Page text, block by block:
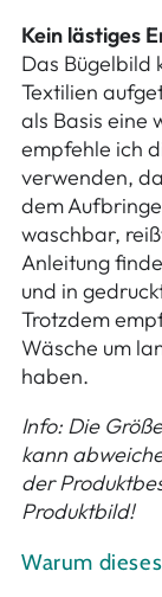
Kein lästiges
Das Bügelbild
Textilien
als Basis eine
empfehle ich
verwenden,
dem
waschbar,
Anleitung
und in
Trotzdem
Wäsche um
haben.
Info: Die
kann
der
Produktbild!
Warum